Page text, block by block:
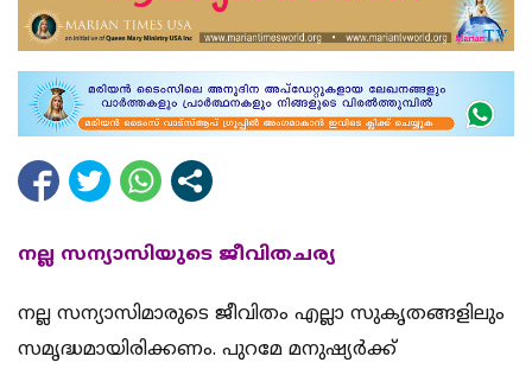
നല്ല സന്യാസിയുടെ ജീവിതചര്യ
നല്ല സന്യാസിമാരുടെ ജീവിതം എല്ലാ സുകൃതങ്ങളിലും
സമൃദ്ധമായിരിക്കണം. പുറമേ മനുഷ്യര്‍ക്ക്